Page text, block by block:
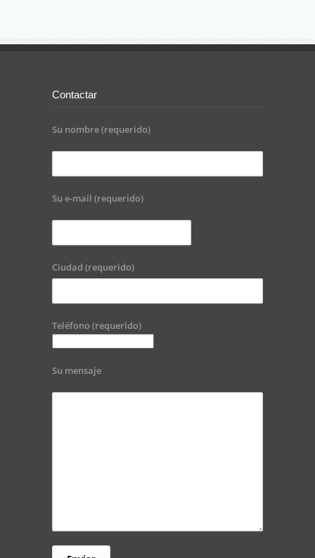
Contactar
Su nombre (requerido)
Su e-mail (requerido)
Ciudad (requerido)
Teléfono (requerido)
Su mensaje